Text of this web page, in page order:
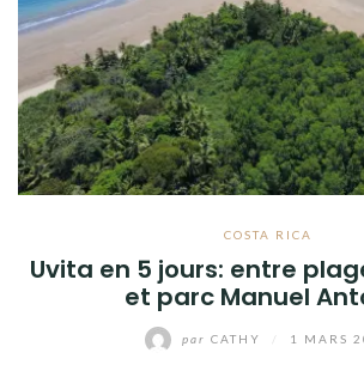
COSTA RICA
Uvita en 5 jours: entre
et parc Manuel
par CATHY 1 MARS